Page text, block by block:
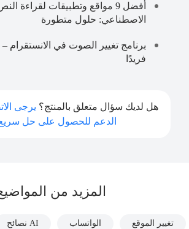
أفضل 9 مواقع وتطبيقات لقراءة
الاصطناعي: حلول متطورة
برنامج تغيير الصوت في الانستقرام
فريدًا
هل لديك سؤال متعلق بالمنتج؟ يرجى
الدعم للحصول على حل
المزيد من
تغيير الموقع الواتساب AI نصائح